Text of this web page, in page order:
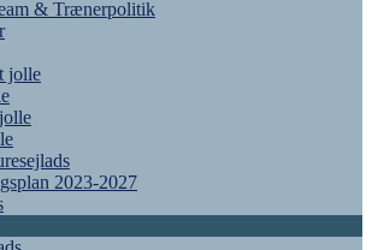
& Trænerpolitik
jolle
2023-2027